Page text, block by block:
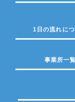
1日の流れに
事業所一覧